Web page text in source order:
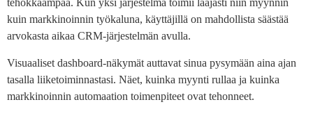
tehokkaampaa. Kun yksi järjestelmä toimii laajasti niin myynnin
kuin markkinoinnin työkaluna, käyttäjillä on mahdollista säästää
arvokasta aikaa CRM-järjestelmän avulla.
Visuaaliset dashboard-näkymät auttavat sinua pysymään aina ajan
tasalla liiketoiminnastasi. Näet, kuinka myynti rullaa ja kuinka
markkinoinnin automaation toimenpiteet ovat tehonneet.